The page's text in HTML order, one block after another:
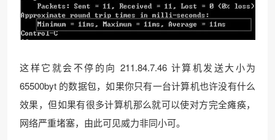
这样它就会不停的向 211.84.7.46 计算机发送大小为
65500byt 的数据包，如果你只有一台计算机也许没有什么
效果，但如果有很多计算机那么就可以使对方完全瘫痪，
网络严重堵塞，由此可见威力非同小可。